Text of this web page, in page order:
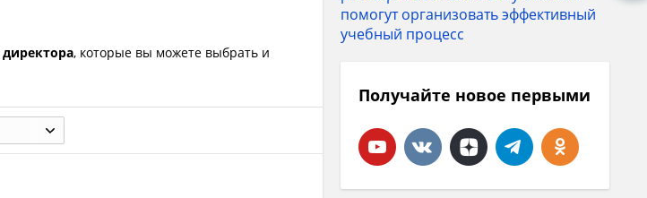
, которые вы можете выбрать и
Получайте новое первыми